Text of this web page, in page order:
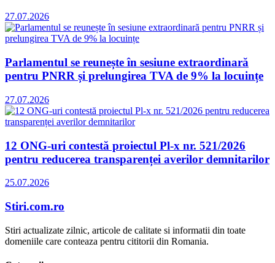
27.07.2026
Parlamentul se reunește în sesiune extraordinară
pentru PNRR și prelungirea TVA de 9% la locuințe
27.07.2026
12 ONG-uri contestă proiectul Pl-x nr. 521/2026
pentru reducerea transparenței averilor demnitarilor
25.07.2026
Stiri.com.ro
Stiri actualizate zilnic, articole de calitate si informatii din toate
domeniile care conteaza pentru cititorii din Romania.